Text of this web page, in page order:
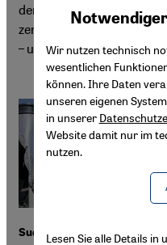
der zionistische Konsens
zerbricht, wird offen
– und verdient
Sudan-Experte Scott Straus
Wir nutzen technisch
wesentlichen
können. Ihre Daten
unseren eigenen
in unserer
Website damit nur im
nutzen.
Google Maps Embed
Lesen Sie alle Details in